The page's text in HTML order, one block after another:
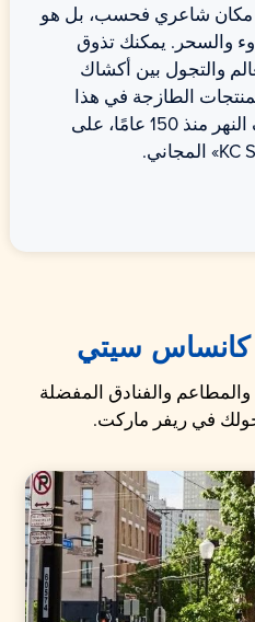
مكان شاعري فحسب، بل هو
والسحر. يمكنك تذوق
والتجول بين أكشاك
الطازجة في هذا
الحي الذي يقع على ضفاف النهر منذ 150 عامًا، على
كانساس سيتي
والفنادق المفضلة
في ريفر ماركت.